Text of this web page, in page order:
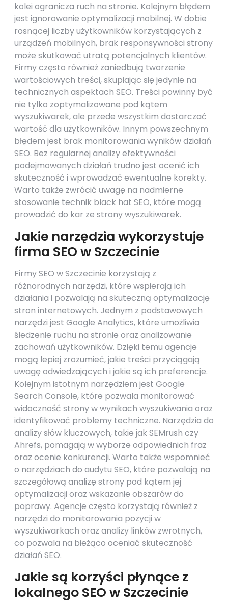
kolei ogranicza ruch na stronie. Kolejnym błędem
jest ignorowanie optymalizacji mobilnej. W dobie
rosnącej liczby użytkowników korzystających z
urządzeń mobilnych, brak responsywności strony
może skutkować utratą potencjalnych klientów.
Firmy często również zaniedbują tworzenie
wartościowych treści, skupiając się jedynie na
technicznych aspektach SEO. Treści powinny być
nie tylko zoptymalizowane pod kątem
wyszukiwarek, ale przede wszystkim dostarczać
wartość dla użytkowników. Innym powszechnym
błędem jest brak monitorowania wyników działań
SEO. Bez regularnej analizy efektywności
podejmowanych działań trudno jest ocenić ich
skuteczność i wprowadzać ewentualne korekty.
Warto także zwrócić uwagę na nadmierne
stosowanie technik black hat SEO, które mogą
prowadzić do kar ze strony wyszukiwarek.
Jakie narzędzia wykorzystuje
firma SEO w Szczecinie
Firmy SEO w Szczecinie korzystają z
różnorodnych narzędzi, które wspierają ich
działania i pozwalają na skuteczną optymalizację
stron internetowych. Jednym z podstawowych
narzędzi jest Google Analytics, które umożliwia
śledzenie ruchu na stronie oraz analizowanie
zachowań użytkowników. Dzięki temu agencje
mogą lepiej zrozumieć, jakie treści przyciągają
uwagę odwiedzających i jakie są ich preferencje.
Kolejnym istotnym narzędziem jest Google
Search Console, które pozwala monitorować
widoczność strony w wynikach wyszukiwania oraz
identyfikować problemy techniczne. Narzędzia do
analizy słów kluczowych, takie jak SEMrush czy
Ahrefs, pomagają w wyborze odpowiednich fraz
oraz ocenie konkurencji. Warto także wspomnieć
o narzędziach do audytu SEO, które pozwalają na
szczegółową analizę strony pod kątem jej
optymalizacji oraz wskazanie obszarów do
poprawy. Agencje często korzystają również z
narzędzi do monitorowania pozycji w
wyszukiwarkach oraz analizy linków zwrotnych,
co pozwala na bieżąco oceniać skuteczność
działań SEO.
Jakie są korzyści płynące z
lokalnego SEO w Szczecinie